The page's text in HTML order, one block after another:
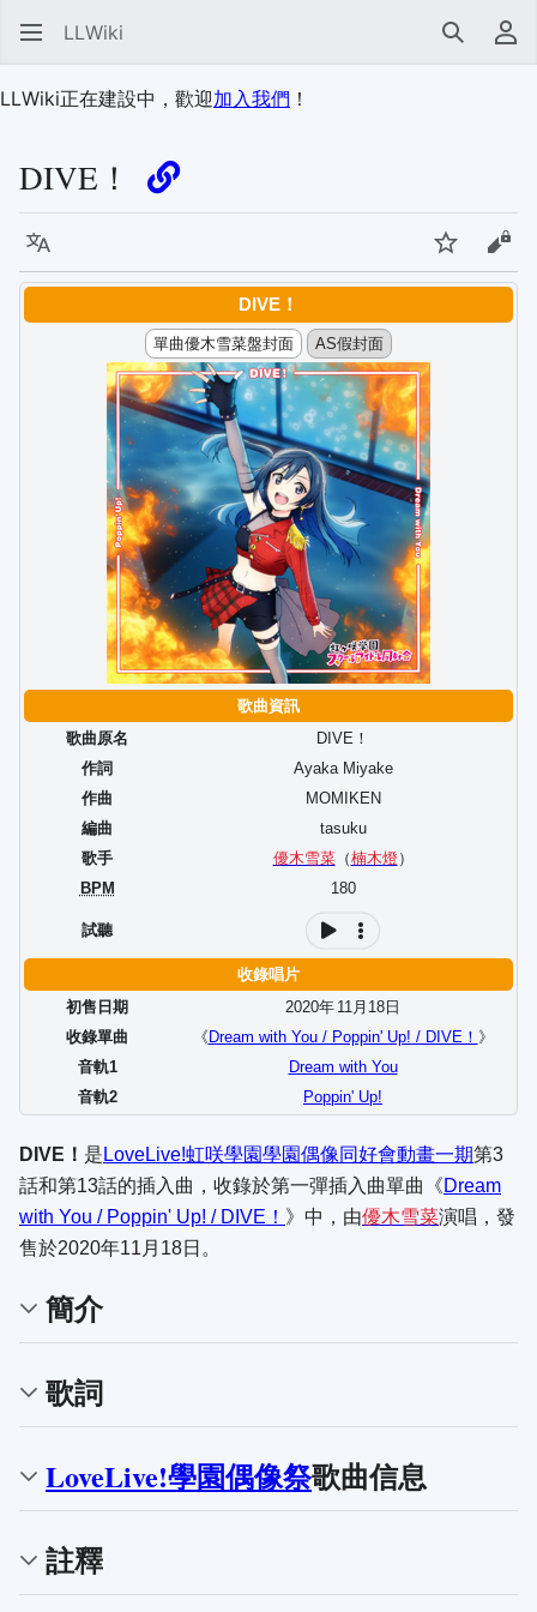
LLWiki 搜尋 使
LLWiki正在建設中，歡迎加入我們 ！
DIVE！
語言 監視 檢
DIVE！
單曲優木雪菜盤封面 AS假封面
歌曲資訊
歌曲原名
DIVE！
作詞
Ayaka Miyake
作曲
MOMIKEN
編曲
tasuku
歌手
優木雪菜（楠木燈）
BPM
180
試聽
收錄唱片
初售日期
2020年 11月 18 日
收錄單曲
《 Dream with You / Poppin' Up! / DIVE！ 》
音軌1
Dream with You
音軌2
Poppin' Up!
DIVE！ 是 LoveLive!虹咲學園學園偶像同好會動畫一期第3
話和第13話的插入曲，收錄於第一彈插入曲單曲《Dream
with You / Poppin' Up! / DIVE！ 》中，由優木雪菜演唱，發
售於2020年11月18日。
簡介
歌詞
LoveLive!學園偶像祭歌曲信息
註釋